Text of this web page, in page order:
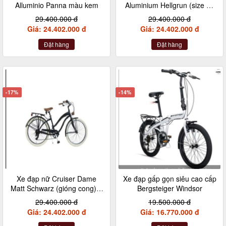
Alluminio Panna màu kem
29.400.000 đ
Giá: 24.402.000 đ
Đặt hàng
Aluminium Hellgrun (size 46
– xanh mint – giỏ gỗ)
29.400.000 đ
Giá: 24.402.000 đ
Đặt hàng
-17%
Xe đạp nữ Cruiser Dame
Matt Schwarz (gióng cong) –
màu đen (dành cho chiều
cao từ 155 – 175 cm)
29.400.000 đ
Giá: 24.402.000 đ
-14%
Xe đạp gấp gọn siêu cao cấp
Bergsteiger Windsor
19.500.000 đ
Giá: 16.770.000 đ